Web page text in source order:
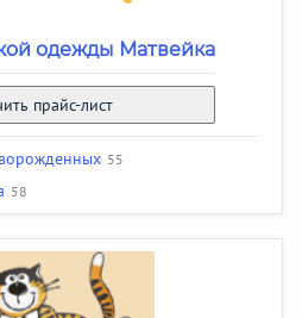
одежды Матвейка
прайс-лист
55
58